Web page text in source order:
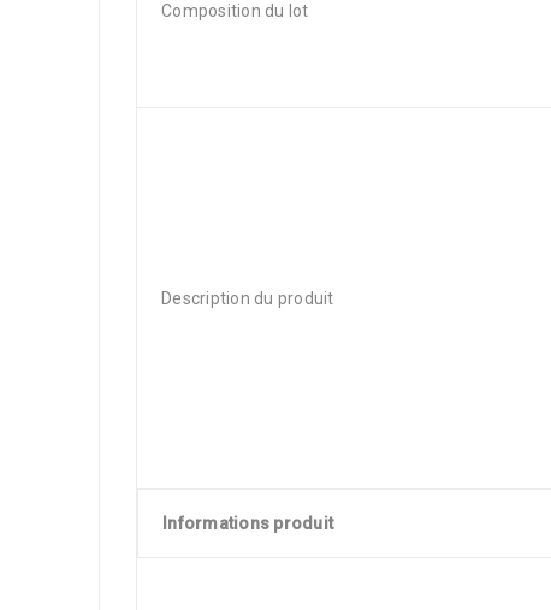
Composition du lot
Description du produit
Informations produit